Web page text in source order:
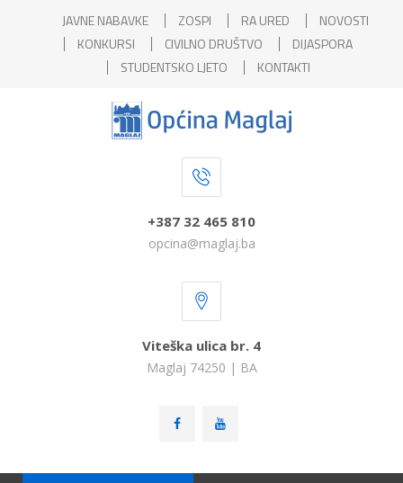
JAVNE NABAVKE ZOSPI RA URED
NOVOSTI
KONKURSI
CIVILNO DRUŠTVO
DIJASPORA
STUDENTSKO LJETO
KONTAKTI
+387 32 465 810
opcina@maglaj.ba
Viteška ulica br. 4
Maglaj 74250 | BA